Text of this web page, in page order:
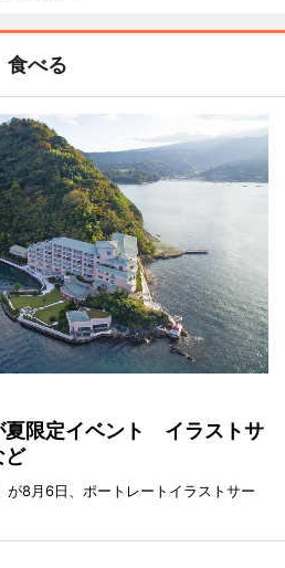
食べる
夏限定イベント イラストサ
ど
が8月6日、ポートレートイラストサー